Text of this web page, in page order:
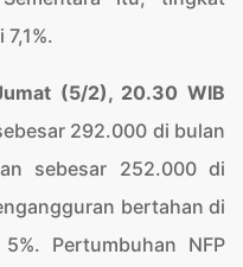
(5/2), 20.30 WIB
292.000 di bulan
sebesar 252.000 di
bertahan di
Pertumbuhan NFP